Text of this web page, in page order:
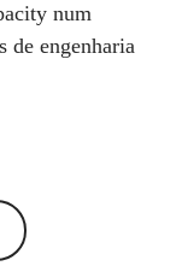
num
de engenharia